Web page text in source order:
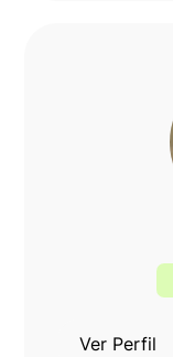
Ver Perfil